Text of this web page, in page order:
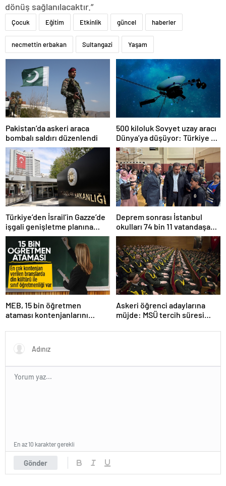
dönüş sağlanılacaktır.”
Çocuk Eğitim Etkinlik güncel haberler
necmettin erbakan Sultangazi Yaşam
Pakistan’da askeri araca
bombalı saldırı düzenlendi
500 kiloluk Sovyet uzay aracı
Dünya’ya düşüyor: Türkiye de
risk altında
Türkiye’den İsrail’in Gazze’de
işgali genişletme planına
tepki
Deprem sonrası İstanbul
okulları 74 bin 11 vatandaşa
kapısını açtı
MEB, 15 bin öğretmen
ataması kontenjanlarını
Askeri öğrenci adaylarına
müjde: MSÜ tercih süresi
Gönder
En az 10 karakter gerekli